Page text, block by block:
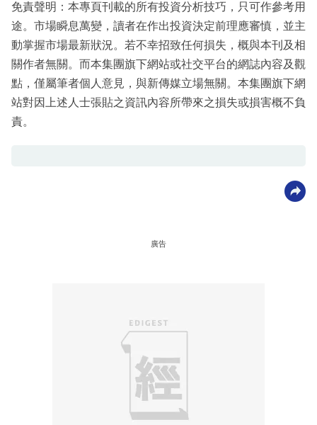
免責聲明：本專頁刊載的所有投資分析技巧，只可作參考用
途。市場瞬息萬變，讀者在作出投資決定前理應審慎，並主
動掌握市場最新狀況。若不幸招致任何損失，概與本刊及相
關作者無關。而本集團旗下網站或社交平台的網誌內容及觀
點，僅屬筆者個人意見，與新傳媒立場無關。本集團旗下網
站對因上述人士張貼之資訊內容所帶來之損失或損害概不負
責。
廣告